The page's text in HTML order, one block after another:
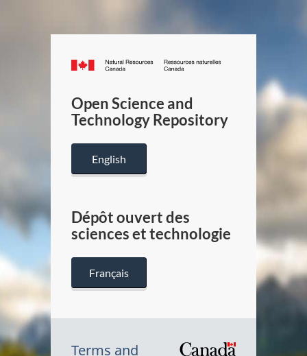
Canada.ca
/
Canada
Open Science and
Technology Repository
English
Dépôt ouvert des
sciences et technologie
Français
Terms and